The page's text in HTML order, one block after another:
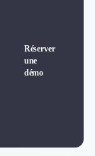
Réserver
une
démo